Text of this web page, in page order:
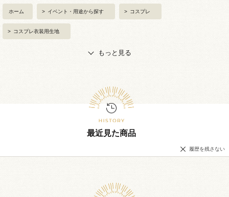
ホーム > イベント・用途から探す > コスプレ
> コスプレ衣装用生地
もっと見る
最近見た商品
履歴を残さない